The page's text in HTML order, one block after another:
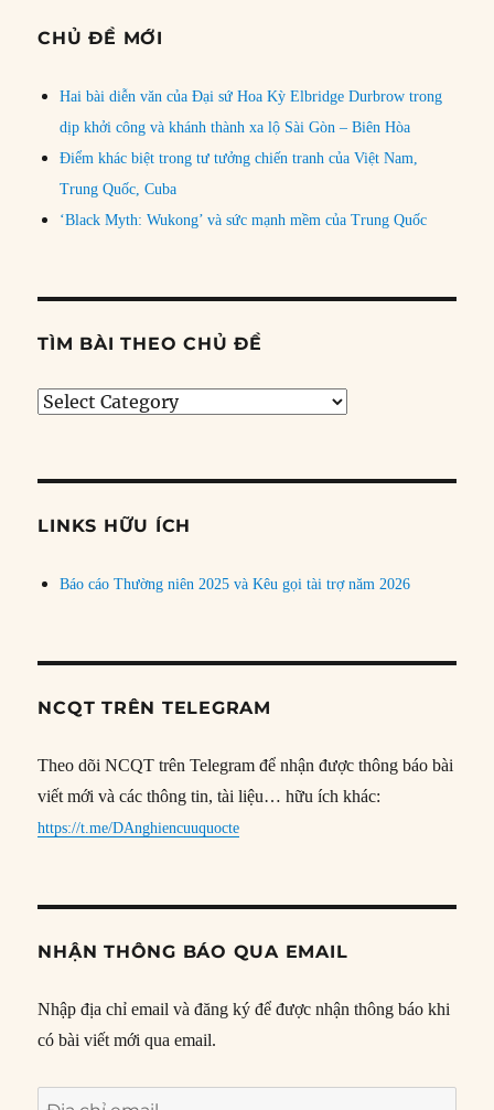
CHỦ ĐỀ MỚI
Hai bài diễn văn của Đại sứ Hoa Kỳ Elbridge Durbrow trong
dịp khởi công và khánh thành xa lộ Sài Gòn – Biên Hòa
Điểm khác biệt trong tư tưởng chiến tranh của Việt Nam,
Trung Quốc, Cuba
‘Black Myth: Wukong’ và sức mạnh mềm của Trung Quốc
TÌM BÀI THEO CHỦ ĐỀ
Tìm
đề
LINKS HỮU ÍCH
Báo cáo Thường niên 2025 và Kêu gọi tài trợ năm 2026
NCQT TRÊN TELEGRAM
Theo dõi NCQT trên Telegram để nhận được thông báo bài
viết mới và các thông tin, tài liệu… hữu ích khác:
https://t.me/DAnghiencuuquocte
NHẬN THÔNG BÁO QUA EMAIL
Nhập địa chỉ email và đăng ký để được nhận thông báo khi
có bài viết mới qua email.
Địa